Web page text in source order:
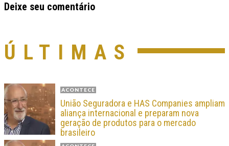
Deixe seu comentário
ÚLTIMAS
ACONTECE
União Seguradora e HAS Companies ampliam
aliança internacional e preparam nova
geração de produtos para o mercado
brasileiro